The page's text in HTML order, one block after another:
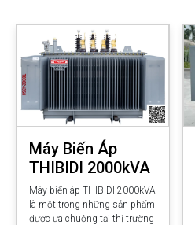
Máy Biến Áp
THIBIDI 2000kVA
Máy biến áp THIBIDI 2000kVA
là một trong những sản phẩm
được ưa chuộng tại thị trường